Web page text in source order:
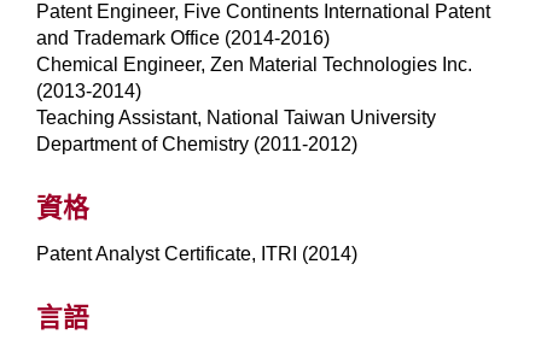
Patent Engineer, Five Continents International Patent
and Trademark Office (2014-2016)
Chemical Engineer, Zen Material Technologies Inc.
(2013-2014)
Teaching Assistant, National Taiwan University
Department of Chemistry (2011-2012)
資格
Patent Analyst Certificate, ITRI (2014)
言語